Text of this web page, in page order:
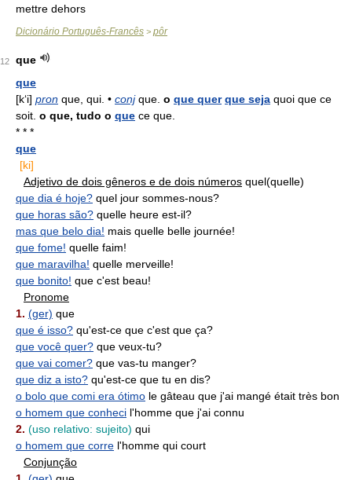
mettre dehors
Dicionário Português-Francês > pôr
12
que
que
[k‘i] pron que, qui. • conjque. o que quer que seja quoi que ce
soit. o que, tudo o que ce que.
* * *
que
[ki]
Adjetivo de dois gêneros e de dois números quel(quelle)
que dia é hoje? quel jour sommes-nous?
que horas são? quelle heure est-il?
mas que belo dia! mais quelle belle journée!
que fome! quelle faim!
que maravilha! quelle merveille!
que bonito! que c'est beau!
Pronome
1. (ger) que
que é isso? qu'est-ce que c'est que ça?
que você quer? que veux-tu?
que vai comer? que vas-tu manger?
que diz a isto? qu'est-ce que tu en dis?
o bolo que comi era ótimo le gâteau que j'ai mangé était très bon
o homem que conheci l'homme que j'ai connu
2. (uso relativo: sujeito) qui
o homem que corre l'homme qui court
Conjunção